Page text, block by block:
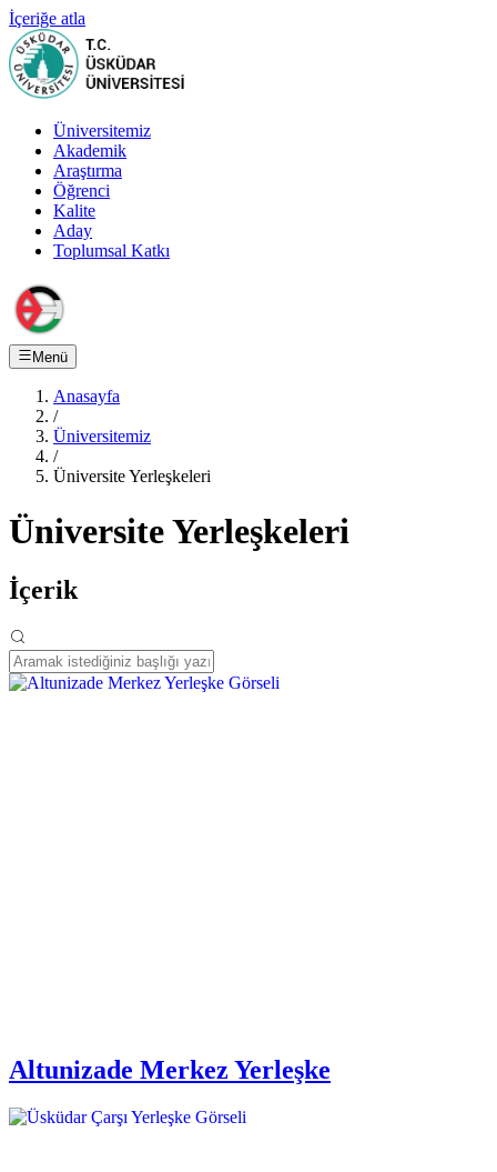
İçeriğe atla
Üniversitemiz
Akademik
Araştırma
Öğrenci
Kalite
Aday
Toplumsal Katkı
Menü
Anasayfa
/
Üniversitemiz
/
Üniversite Yerleşkeleri
Üniversite Yerleşkeleri
İçerik
Altunizade Merkez Yerleşke